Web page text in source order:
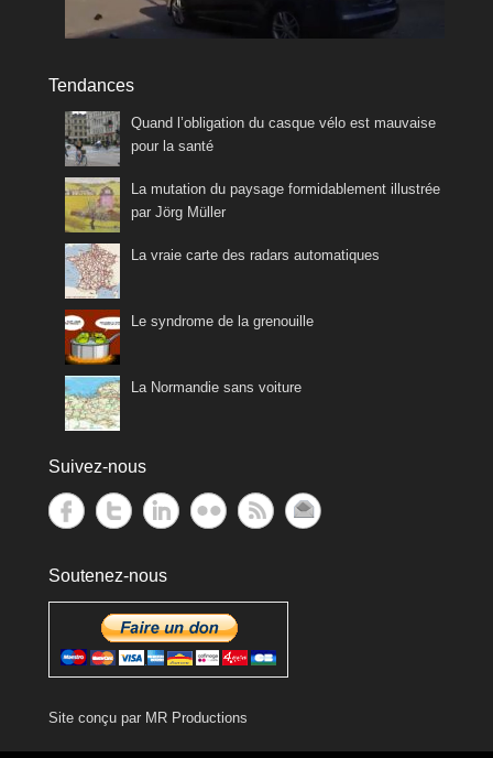
Tendances
Quand l’obligation du casque vélo est mauvaise
pour la santé
La mutation du paysage formidablement illustrée
par Jörg Müller
La vraie carte des radars automatiques
Le syndrome de la grenouille
La Normandie sans voiture
Suivez-nous
Soutenez-nous
Site conçu par MR Productions